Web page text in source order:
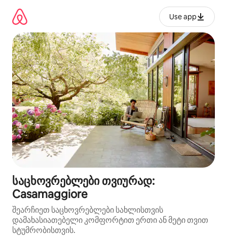
გადასვლა
Use app
საცხოვრებლები თვიურად:
Casamaggiore
შეარჩიეთ საცხოვრებლები სახლისთვის
დამახასიათებელი კომფორტით ერთი ან მეტი თვით
სტუმრობისთვის.